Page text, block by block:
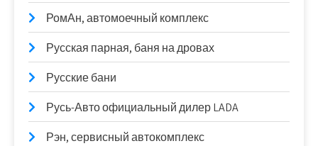
РомАн, автомоечный комплекс
Русская парная, баня на дровах
Русские бани
Русь-Авто официальный дилер LADA
Рэн, сервисный автокомплекс